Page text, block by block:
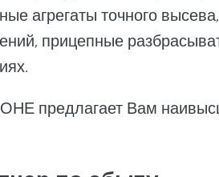
агрегаты точного
прицепные
предлагает Вам